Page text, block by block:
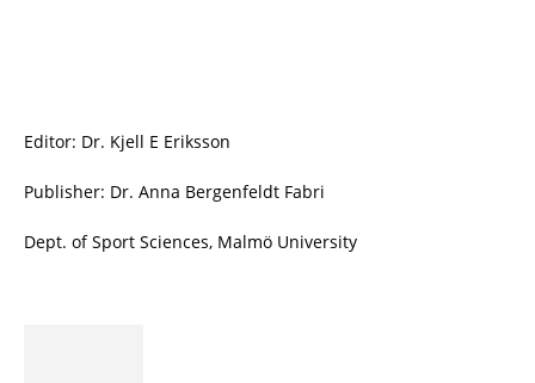
Editor: Dr. Kjell E Eriksson
Publisher: Dr. Anna Bergenfeldt Fabri
Dept. of Sport Sciences, Malmö University